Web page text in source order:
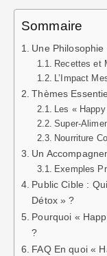
Sommaire
Une
Recettes et
L’Impact
Thèmes
Les «
Super-
Nourriture
Un
Exemples
Public Cible :
Détox » ?
Pourquoi «
?
FAQ En quoi «